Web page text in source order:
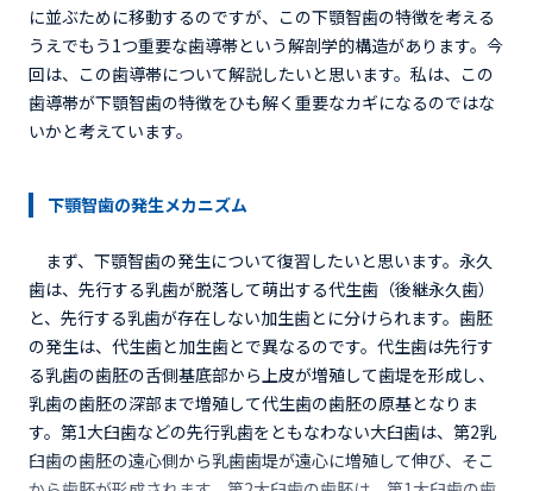
に並ぶために移動するのですが、この下顎智歯の特徴を考える
うえでもう1つ重要な歯導帯という解剖学的構造があります。今
回は、この歯導帯について解説したいと思います。私は、この
歯導帯が下顎智歯の特徴をひも解く重要なカギになるのではな
いかと考えています。
下顎智歯の発生メカニズム
まず、下顎智歯の発生について復習したいと思います。永久
歯は、先行する乳歯が脱落して萌出する代生歯（後継永久歯）
と、先行する乳歯が存在しない加生歯とに分けられます。歯胚
の発生は、代生歯と加生歯とで異なるのです。代生歯は先行す
る乳歯の歯胚の舌側基底部から上皮が増殖して歯堤を形成し、
乳歯の歯胚の深部まで増殖して代生歯の歯胚の原基となりま
す。第1大臼歯などの先行乳歯をともなわない大臼歯は、第2乳
臼歯の歯胚の遠心側から乳歯歯堤が遠心に増殖して伸び、そこ